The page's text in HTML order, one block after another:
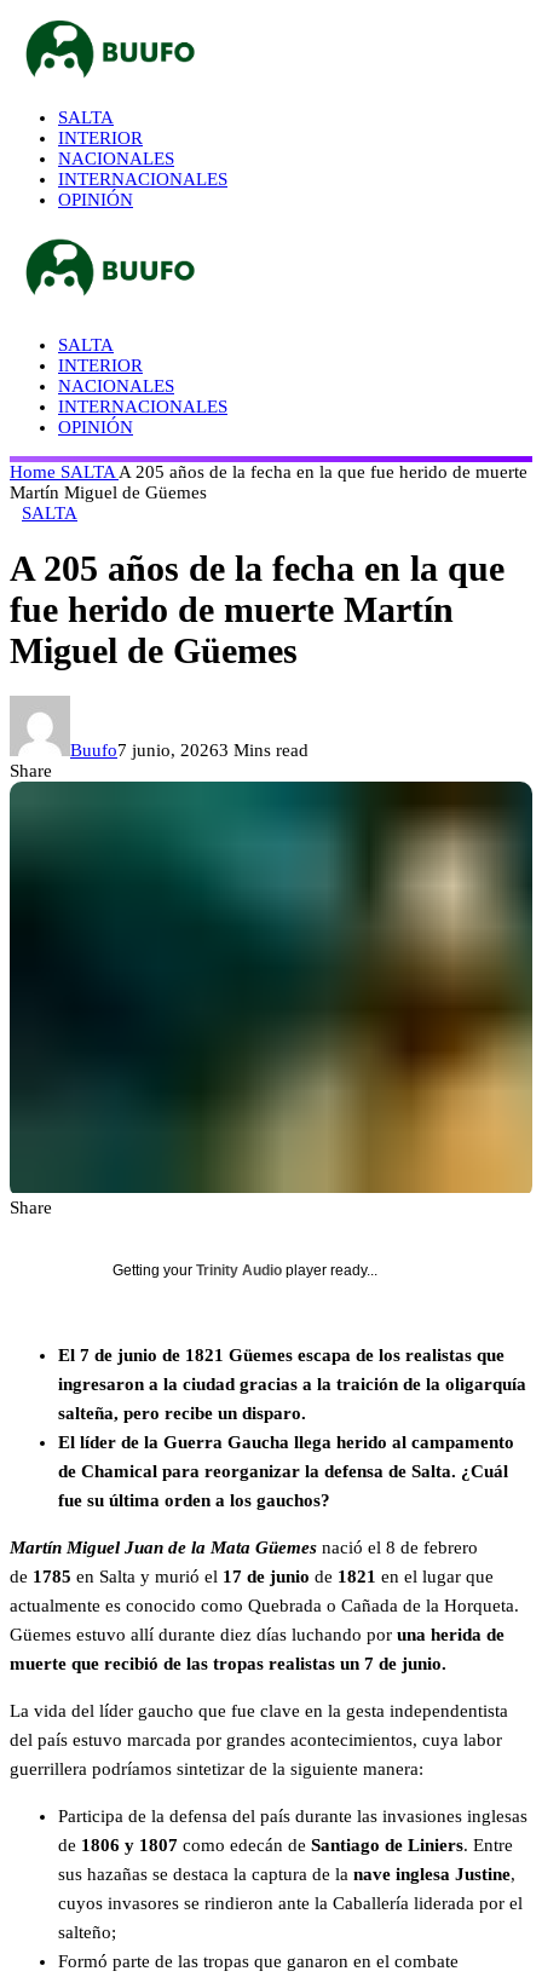
SALTA
INTERIOR
NACIONALES
INTERNACIONALES
OPINIÓN
SALTA
INTERIOR
NACIONALES
INTERNACIONALES
OPINIÓN
Home SALTA A 205 años de la fecha en la que fue herido de muerte
Martín Miguel de Güemes
SALTA
A 205 años de la fecha en la que
fue herido de muerte Martín
Miguel de Güemes
Buufo7 junio, 20263 Mins read
Share
Share
Getting your Trinity Audio player ready...
El 7 de junio de 1821 Güemes escapa de los realistas que
ingresaron a la ciudad gracias a la traición de la oligarquía
salteña, pero recibe un disparo.
El líder de la Guerra Gaucha llega herido al campamento
de Chamical para reorganizar la defensa de Salta. ¿Cuál
fue su última orden a los gauchos?
Martín Miguel Juan de la Mata Güemes nació el 8 de febrero
de 1785 en Salta y murió el 17 de junio de 1821 en el lugar que
actualmente es conocido como Quebrada o Cañada de la Horqueta.
Güemes estuvo allí durante diez días luchando por una herida de
muerte que recibió de las tropas realistas un 7 de junio.
La vida del líder gaucho que fue clave en la gesta independentista
del país estuvo marcada por grandes acontecimientos, cuya labor
guerrillera podríamos sintetizar de la siguiente manera:
Participa de la defensa del país durante las invasiones inglesas
de 1806 y 1807 como edecán de Santiago de Liniers. Entre
sus hazañas se destaca la captura de la nave inglesa Justine,
cuyos invasores se rindieron ante la Caballería liderada por el
salteño;
Formó parte de las tropas que ganaron en el combate